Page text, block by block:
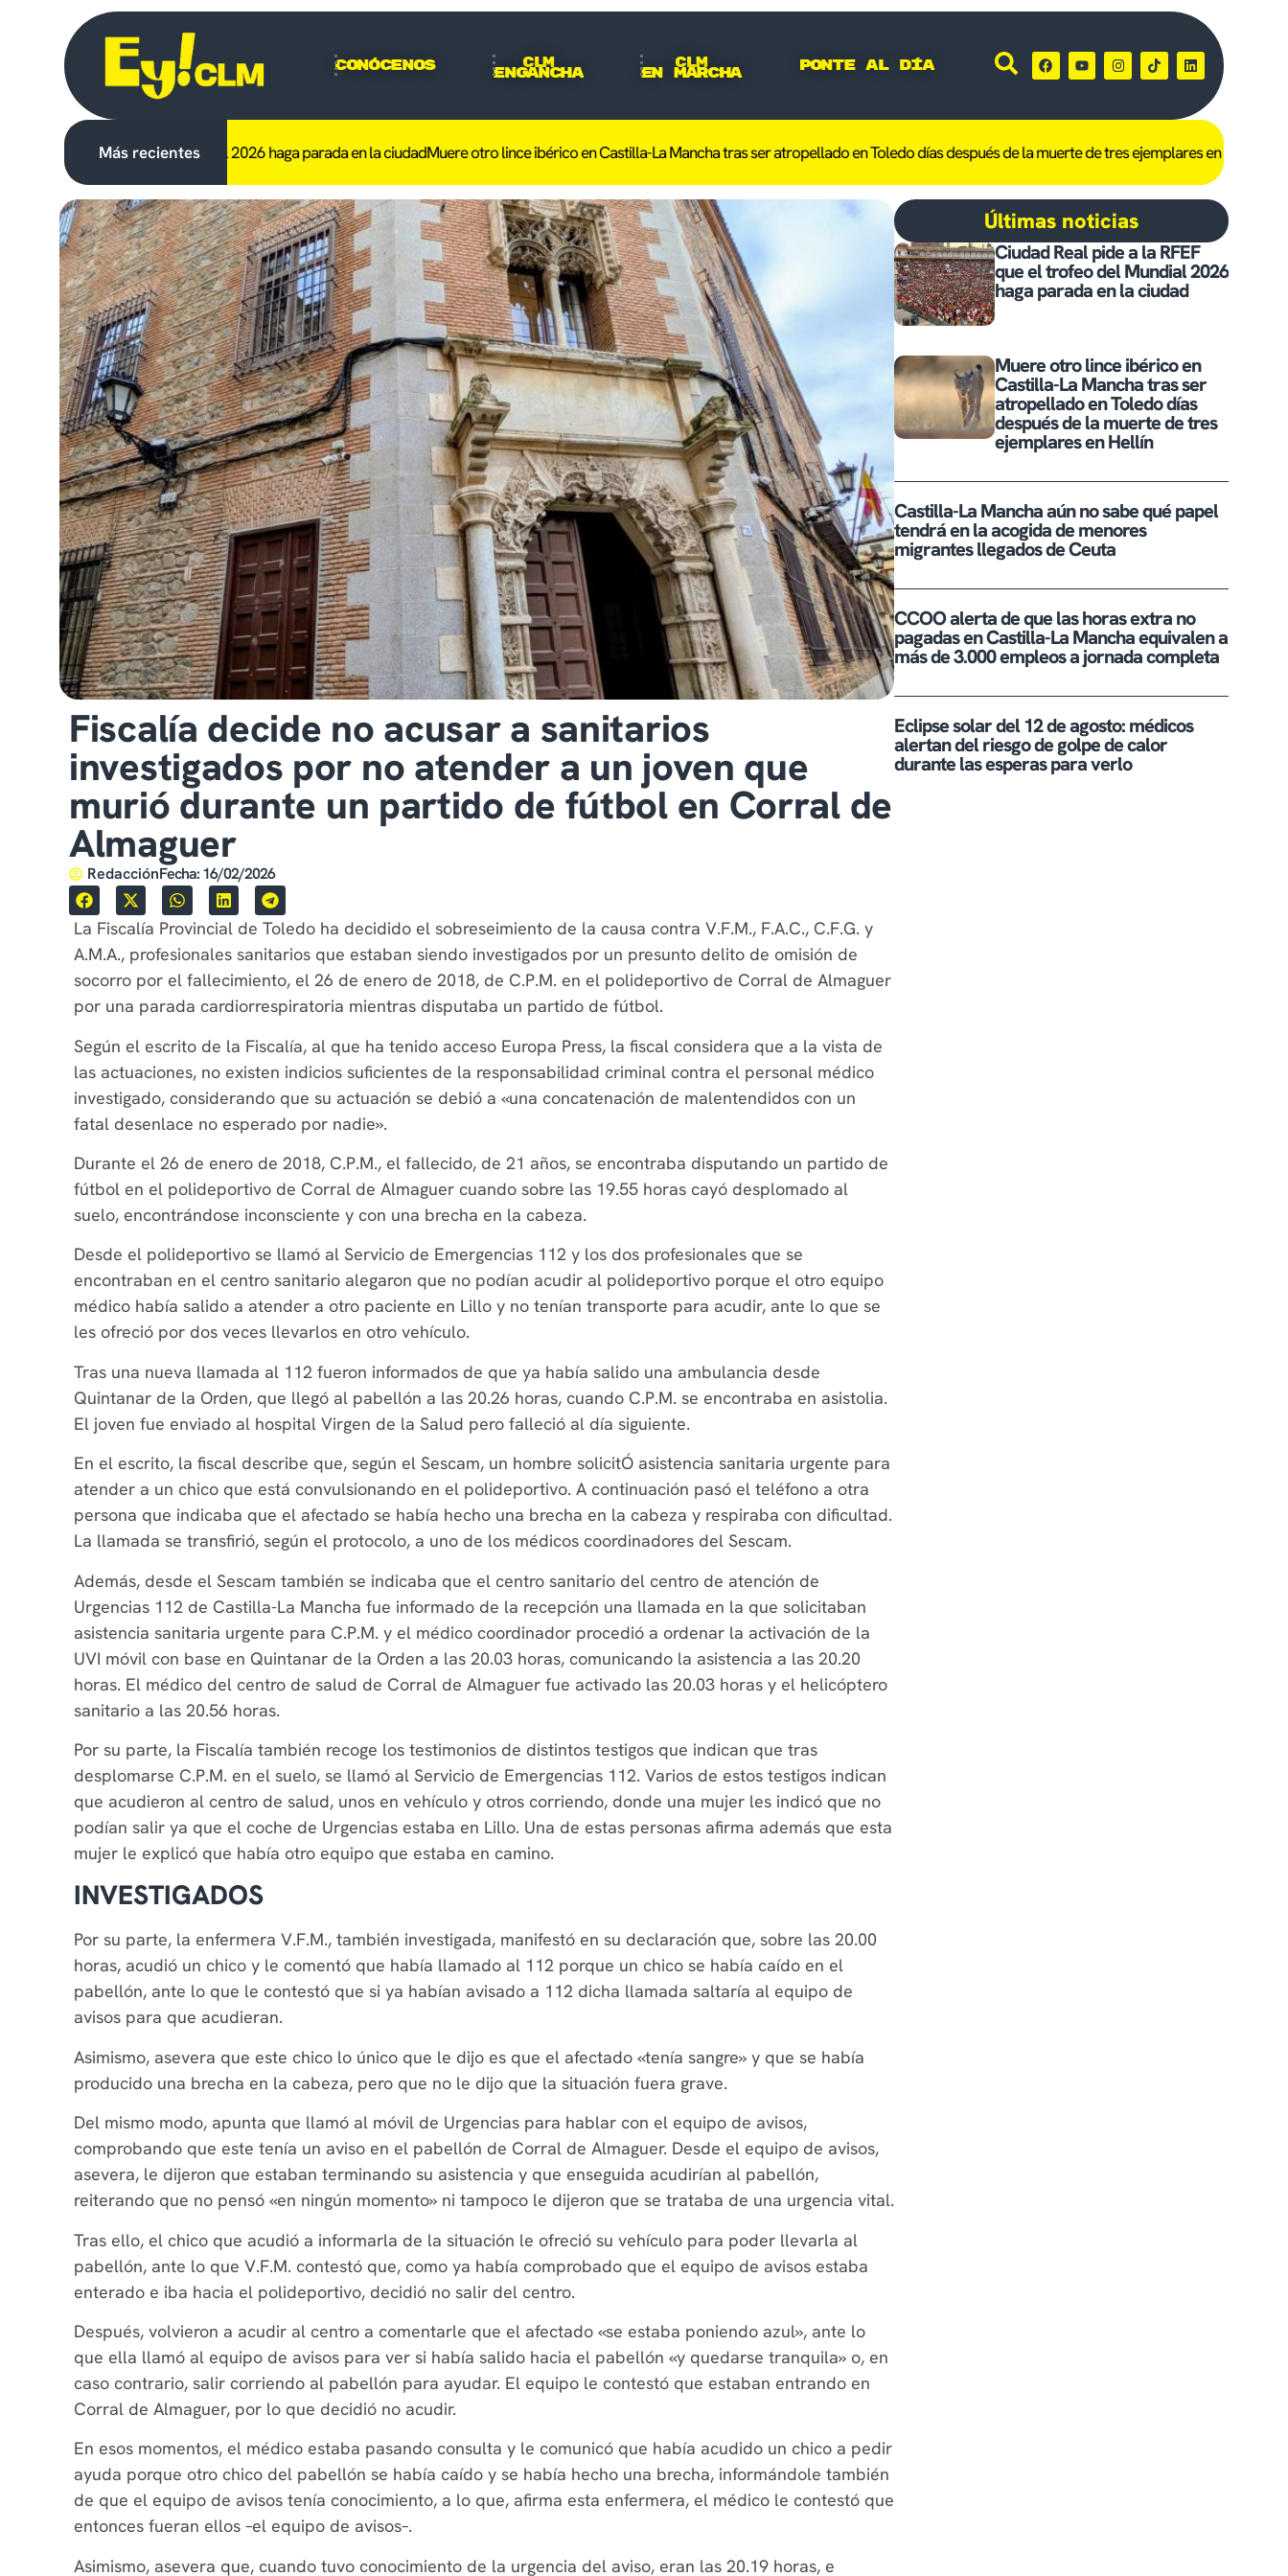
Conócenos CLM
Engancha
CLM
En Marcha Ponte al día
Más recientes
el trofeo del Mundial 2026 haga parada en la ciudadMuere otro lince ibérico en Castilla-La Mancha tras ser atropellado en Toledo días después de la muerte de tres ejemplares en HellínCastilla-La
Fiscalía decide no acusar a sanitarios
investigados por no atender a un joven que
murió durante un partido de fútbol en Corral de
Almaguer
RedacciónFecha:16/02/2026
La Fiscalía Provincial de Toledo ha decidido el sobreseimiento de la causa contra V.F.M., F.A.C., C.F.G. y
A.M.A., profesionales sanitarios que estaban siendo investigados por un presunto delito de omisión de
socorro por el fallecimiento, el 26 de enero de 2018, de C.P.M. en el polideportivo de Corral de Almaguer
por una parada cardiorrespiratoria mientras disputaba un partido de fútbol.
Según el escrito de la Fiscalía, al que ha tenido acceso Europa Press, la fiscal considera que a la vista de
las actuaciones, no existen indicios suficientes de la responsabilidad criminal contra el personal médico
investigado, considerando que su actuación se debió a «una concatenación de malentendidos con un
fatal desenlace no esperado por nadie».
Durante el 26 de enero de 2018, C.P.M., el fallecido, de 21 años, se encontraba disputando un partido de
fútbol en el polideportivo de Corral de Almaguer cuando sobre las 19.55 horas cayó desplomado al
suelo, encontrándose inconsciente y con una brecha en la cabeza.
Desde el polideportivo se llamó al Servicio de Emergencias 112 y los dos profesionales que se
encontraban en el centro sanitario alegaron que no podían acudir al polideportivo porque el otro equipo
médico había salido a atender a otro paciente en Lillo y no tenían transporte para acudir, ante lo que se
les ofreció por dos veces llevarlos en otro vehículo.
Tras una nueva llamada al 112 fueron informados de que ya había salido una ambulancia desde
Quintanar de la Orden, que llegó al pabellón a las 20.26 horas, cuando C.P.M. se encontraba en asistolia.
El joven fue enviado al hospital Virgen de la Salud pero falleció al día siguiente.
En el escrito, la fiscal describe que, según el Sescam, un hombre solicitÓ asistencia sanitaria urgente para
atender a un chico que está convulsionando en el polideportivo. A continuación pasó el teléfono a otra
persona que indicaba que el afectado se había hecho una brecha en la cabeza y respiraba con dificultad.
La llamada se transfirió, según el protocolo, a uno de los médicos coordinadores del Sescam.
Además, desde el Sescam también se indicaba que el centro sanitario del centro de atención de
Urgencias 112 de Castilla-La Mancha fue informado de la recepción una llamada en la que solicitaban
asistencia sanitaria urgente para C.P.M. y el médico coordinador procedió a ordenar la activación de la
UVI móvil con base en Quintanar de la Orden a las 20.03 horas, comunicando la asistencia a las 20.20
horas. El médico del centro de salud de Corral de Almaguer fue activado las 20.03 horas y el helicóptero
sanitario a las 20.56 horas.
Por su parte, la Fiscalía también recoge los testimonios de distintos testigos que indican que tras
desplomarse C.P.M. en el suelo, se llamó al Servicio de Emergencias 112. Varios de estos testigos indican
que acudieron al centro de salud, unos en vehículo y otros corriendo, donde una mujer les indicó que no
podían salir ya que el coche de Urgencias estaba en Lillo. Una de estas personas afirma además que esta
mujer le explicó que había otro equipo que estaba en camino.
INVESTIGADOS
Por su parte, la enfermera V.F.M., también investigada, manifestó en su declaración que, sobre las 20.00
horas, acudió un chico y le comentó que había llamado al 112 porque un chico se había caído en el
pabellón, ante lo que le contestó que si ya habían avisado a 112 dicha llamada saltaría al equipo de
avisos para que acudieran.
Asimismo, asevera que este chico lo único que le dijo es que el afectado «tenía sangre» y que se había
producido una brecha en la cabeza, pero que no le dijo que la situación fuera grave.
Del mismo modo, apunta que llamó al móvil de Urgencias para hablar con el equipo de avisos,
comprobando que este tenía un aviso en el pabellón de Corral de Almaguer. Desde el equipo de avisos,
asevera, le dijeron que estaban terminando su asistencia y que enseguida acudirían al pabellón,
reiterando que no pensó «en ningún momento» ni tampoco le dijeron que se trataba de una urgencia vital.
Tras ello, el chico que acudió a informarla de la situación le ofreció su vehículo para poder llevarla al
pabellón, ante lo que V.F.M. contestó que, como ya había comprobado que el equipo de avisos estaba
enterado e iba hacia el polideportivo, decidió no salir del centro.
Después, volvieron a acudir al centro a comentarle que el afectado «se estaba poniendo azul», ante lo
que ella llamó al equipo de avisos para ver si había salido hacia el pabellón «y quedarse tranquila» o, en
caso contrario, salir corriendo al pabellón para ayudar. El equipo le contestó que estaban entrando en
Corral de Almaguer, por lo que decidió no acudir.
En esos momentos, el médico estaba pasando consulta y le comunicó que había acudido un chico a pedir
ayuda porque otro chico del pabellón se había caído y se había hecho una brecha, informándole también
de que el equipo de avisos tenía conocimiento, a lo que, afirma esta enfermera, el médico le contestó que
entonces fueran ellos –el equipo de avisos–.
Asimismo, asevera que, cuando tuvo conocimiento de la urgencia del aviso, eran las 20.19 horas, e
Últimas noticias
Ciudad Real pide a la RFEF
que el trofeo del Mundial 2026
haga parada en la ciudad
Muere otro lince ibérico en
Castilla-La Mancha tras ser
atropellado en Toledo días
después de la muerte de tres
ejemplares en Hellín
Castilla-La Mancha aún no sabe qué papel
tendrá en la acogida de menores
migrantes llegados de Ceuta
CCOO alerta de que las horas extra no
pagadas en Castilla-La Mancha equivalen a
más de 3.000 empleos a jornada completa
Eclipse solar del 12 de agosto: médicos
alertan del riesgo de golpe de calor
durante las esperas para verlo